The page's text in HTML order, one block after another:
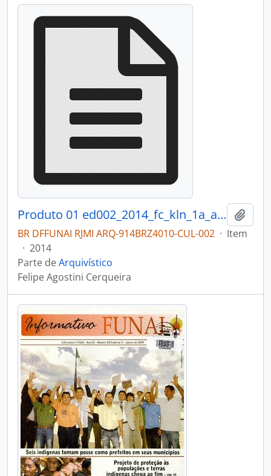
Produto 01 ed002_2014_fc_kln_1a_anexo1_arqui.pdf
BR DFFUNAI RJMI ARQ-914BRZ4010-CUL-002 · Item
· 2014
Parte deArquivístico
Felipe Agostini Cerqueira